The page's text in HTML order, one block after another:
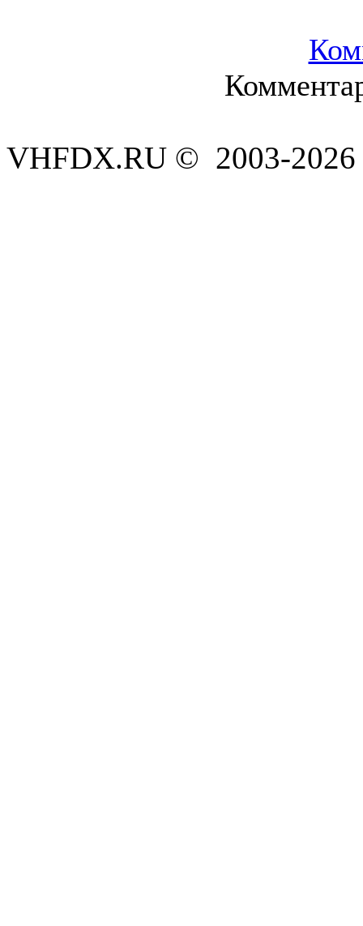
VHFDX.RU © 2003-2026